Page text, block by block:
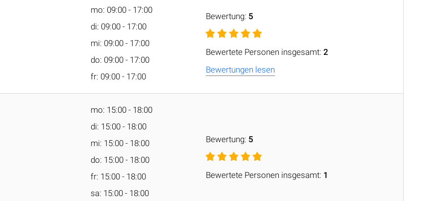
mo: 09:00 - 17:00
di: 09:00 - 17:00
mi: 09:00 - 17:00
do: 09:00 - 17:00
fr: 09:00 - 17:00
Bewertung: 5
Bewertete Personen insgesamt: 2
Bewertungen lesen
mo: 15:00 - 18:00
di: 15:00 - 18:00
mi: 15:00 - 18:00
do: 15:00 - 18:00
fr: 15:00 - 18:00
sa: 15:00 - 18:00
Bewertung: 5
Bewertete Personen insgesamt: 1